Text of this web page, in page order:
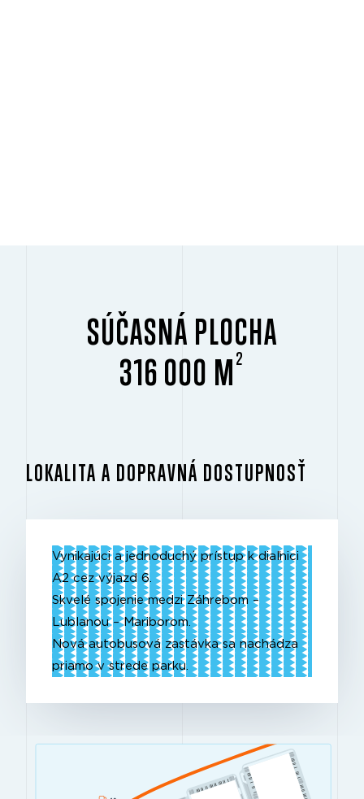
SÚČASNÁ PLOCHA
316 000 M 2
LOKALITA A DOPRAVNÁ DOSTUPNOSŤ
Vynikajúci a jednoduchý prístup k diaľnici
A2 cez výjazd 6.
Skvelé spojenie medzi Záhrebom –
Lublanou – Mariborom.
Nová autobusová zastávka sa nachádza
priamo v strede parku.